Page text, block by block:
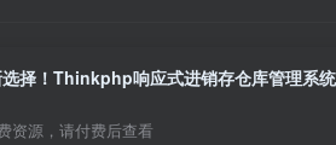
资源，请付费后查看